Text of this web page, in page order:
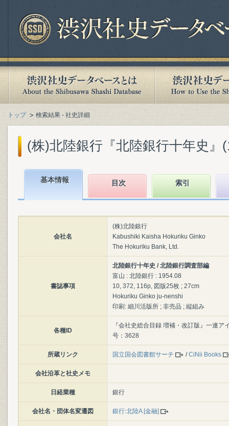
トップ 検索結果 - 社史詳細
(株)北陸銀行『北陸銀行十年史』
基本情報 目次 索引
会社名
(株)北陸銀行
Kabushiki Kaisha Hokuriku Ginko
The Hokuriku Bank, Ltd.
書誌事項
北陸銀行十年史 / 北陸銀行調査部編
富山 : 北陸銀行 : 1954.08
10, 372, 116p, 図版25枚 ; 27cm
Hokuriku Ginko ju-nenshi
印刷: 細川活版所 ; 非売品 ; 縦組み
各種ID
『会社史総合目録 増補・改訂版』一連
号：3628
所蔵リンク 国立国会図書館サーチ /CiNii Books
会社沿革と社史メモ
日経業種 銀行
会社名・団体名変遷図 銀行:北陸A [金融]